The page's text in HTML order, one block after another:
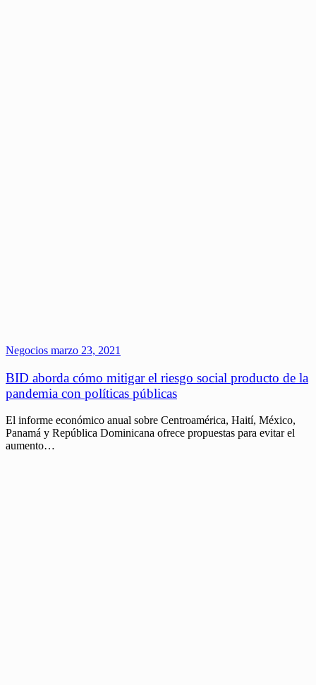
Negocios marzo 23, 2021
BID aborda cómo mitigar el riesgo social producto de la
pandemia con políticas públicas
El informe económico anual sobre Centroamérica, Haití, México,
Panamá y República Dominicana ofrece propuestas para evitar el
aumento…